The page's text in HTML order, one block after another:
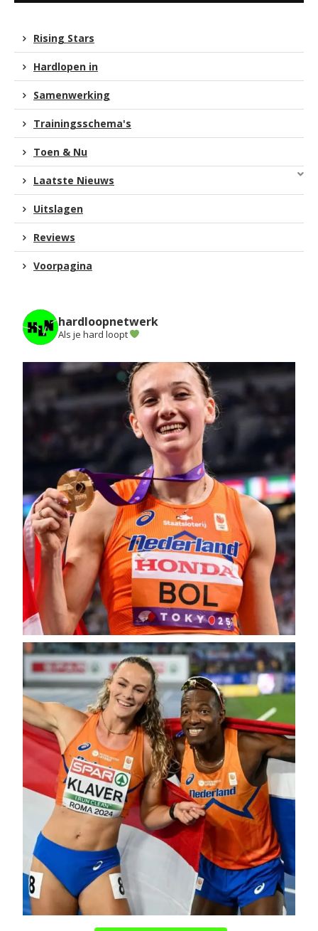
Rising Stars
Hardlopen in
Samenwerking
Trainingsschema's
Toen & Nu
Laatste Nieuws
Uitslagen
Reviews
Voorpagina
hardloopnetwerk
Als je hard loopt